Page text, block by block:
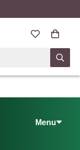
Menu